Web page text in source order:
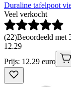
Duraline tafelpoot
Veel verkocht
(22)Beoordeeld met
12.29
Prijs: 12.29 euro